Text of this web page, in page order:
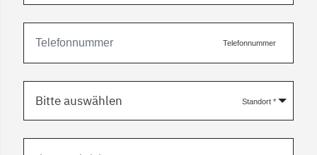
Telefonnummer
Standort *
Bitte auswählen